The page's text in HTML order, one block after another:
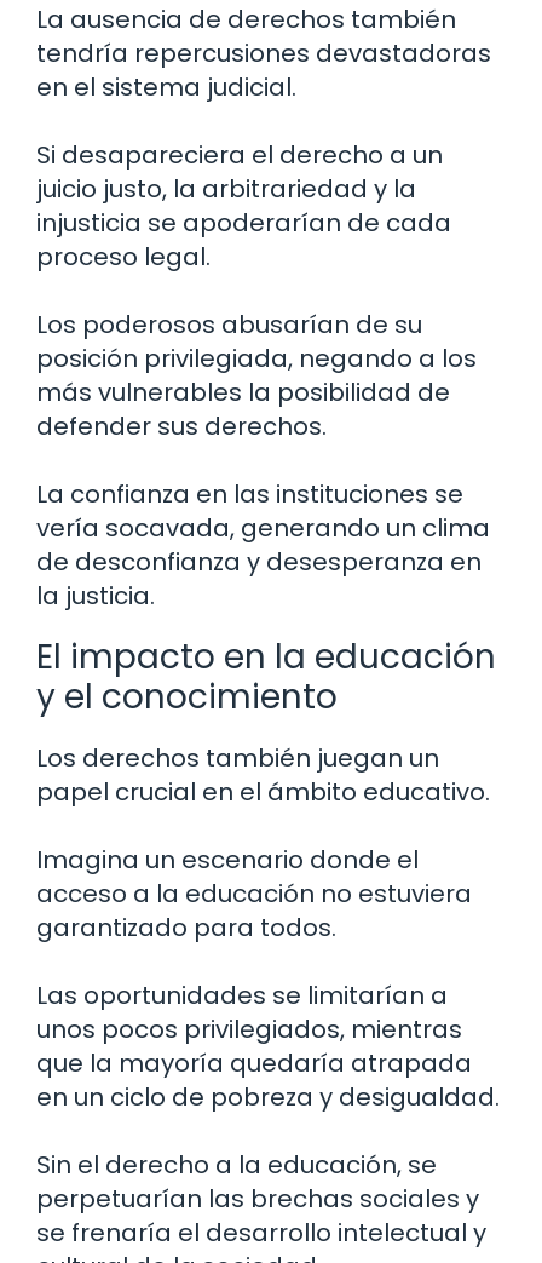
La ausencia de derechos también
tendría repercusiones devastadoras
en el sistema judicial.
Si desapareciera el derecho a un
juicio justo, la arbitrariedad y la
injusticia se apoderarían de cada
proceso legal.
Los poderosos abusarían de su
posición privilegiada, negando a los
más vulnerables la posibilidad de
defender sus derechos.
La confianza en las instituciones se
vería socavada, generando un clima
de desconfianza y desesperanza en
la justicia.
El impacto en la educación
y el conocimiento
Los derechos también juegan un
papel crucial en el ámbito educativo.
Imagina un escenario donde el
acceso a la educación no estuviera
garantizado para todos.
Las oportunidades se limitarían a
unos pocos privilegiados, mientras
que la mayoría quedaría atrapada
en un ciclo de pobreza y desigualdad.
Sin el derecho a la educación, se
perpetuarían las brechas sociales y
se frenaría el desarrollo intelectual y